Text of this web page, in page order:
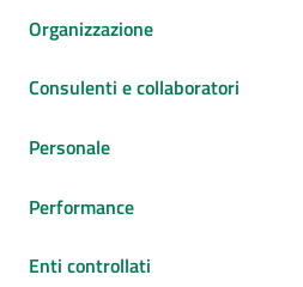
Organizzazione
Consulenti e collaboratori
Personale
Performance
Enti controllati